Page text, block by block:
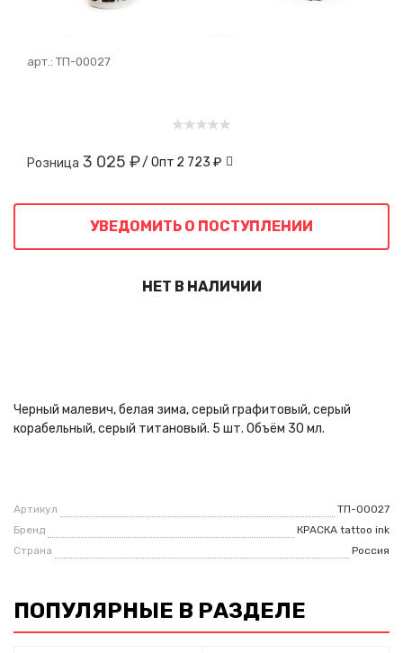
арт.: ТП-00027
Розница 3 025 ₽/ Опт 2 723 ₽
УВЕДОМИТЬ О ПОСТУПЛЕНИИ
НЕТ В НАЛИЧИИ
Черный малевич, белая зима, серый графитовый, серый
корабельный, серый титановый. 5 шт. Объём 30 мл.
Артикул
ТП-00027
Бренд
КРАСКА tattoo ink
Страна
Россия
ПОПУЛЯРНЫЕ В РАЗДЕЛЕ